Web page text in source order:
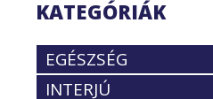
KATEGÓRIÁK
EGÉSZSÉG
INTERJÚ